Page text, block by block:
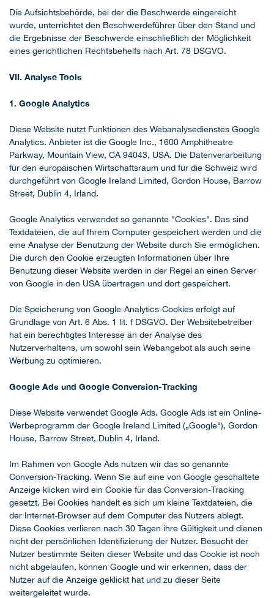
Die Aufsichtsbehörde, bei der die Beschwerde eingereicht
wurde, unterrichtet den Beschwerdeführer über den Stand und
die Ergebnisse der Beschwerde einschließlich der Möglichkeit
eines gerichtlichen Rechtsbehelfs nach Art. 78 DSGVO.
VII. Analyse Tools
1. Google Analytics
Diese Website nutzt Funktionen des Webanalysedienstes Google
Analytics. Anbieter ist die Google Inc., 1600 Amphitheatre
Parkway, Mountain View, CA 94043, USA. Die Datenverarbeitung
für den europäischen Wirtschaftsraum und für die Schweiz wird
durchgeführt von Google Ireland Limited, Gordon House, Barrow
Street, Dublin 4, Irland.
Google Analytics verwendet so genannte "Cookies". Das sind
Textdateien, die auf Ihrem Computer gespeichert werden und die
eine Analyse der Benutzung der Website durch Sie ermöglichen.
Die durch den Cookie erzeugten Informationen über Ihre
Benutzung dieser Website werden in der Regel an einen Server
von Google in den USA übertragen und dort gespeichert.
Die Speicherung von Google-Analytics-Cookies erfolgt auf
Grundlage von Art. 6 Abs. 1 lit. f DSGVO. Der Websitebetreiber
hat ein berechtigtes Interesse an der Analyse des
Nutzerverhaltens, um sowohl sein Webangebot als auch seine
Werbung zu optimieren.
Google Ads und Google Conversion-Tracking
Diese Website verwendet Google Ads. Google Ads ist ein Online-
Werbeprogramm der Google Ireland Limited („Google“), Gordon
House, Barrow Street, Dublin 4, Irland.
Im Rahmen von Google Ads nutzen wir das so genannte
Conversion-Tracking. Wenn Sie auf eine von Google geschaltete
Anzeige klicken wird ein Cookie für das Conversion-Tracking
gesetzt. Bei Cookies handelt es sich um kleine Textdateien, die
der Internet-Browser auf dem Computer des Nutzers ablegt.
Diese Cookies verlieren nach 30 Tagen ihre Gültigkeit und dienen
nicht der persönlichen Identifizierung der Nutzer. Besucht der
Nutzer bestimmte Seiten dieser Website und das Cookie ist noch
nicht abgelaufen, können Google und wir erkennen, dass der
Nutzer auf die Anzeige geklickt hat und zu dieser Seite
weitergeleitet wurde.